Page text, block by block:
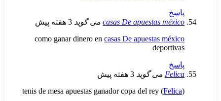
casas De می گوید 3 هفته پیش
como ganar dinero encasas De
3 هفته پیش
tenis de mesa apuestas ganador copa del rey